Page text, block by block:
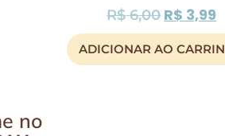
R$6,00 R$ 3,99
ADICIONAR AO
no